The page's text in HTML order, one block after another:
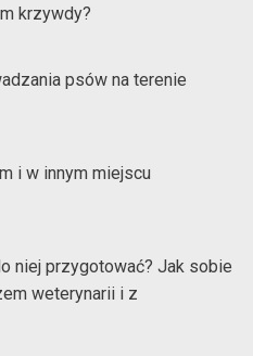
krzywdy?
psów na terenie
i w innym miejscu
niej przygotować? Jak sobie
weterynarii i z